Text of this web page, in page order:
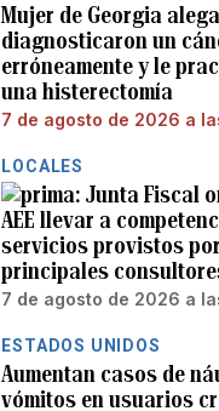
Mujer de Georgia
diagnosticaron un
erróneamente y le
una histerectomía
7 de agosto de 2026 a
LOCALES
Junta Fiscal
AEE llevar a
servicios provistos
principales
7 de agosto de 2026 a
ESTADOS UNIDOS
Aumentan casos de
vómitos en usuarios